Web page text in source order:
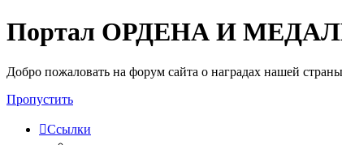
Портал ОРДЕНА И
Добро пожаловать на форум сайта о наградах нашей
Пропустить
Ссылки